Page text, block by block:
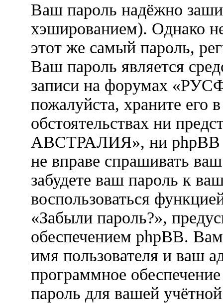
Ваш пароль надёжно
хэшированием). Однако
этот же самый пароль,
Ваш пароль является
записи на форумах
пожалуйста, храните его
обстоятельствах ни
АВСТРАЛИЯ», ни phpBB
не вправе спрашивать
забудете ваш пароль к
воспользоваться
«Забыли пароль?»,
обеспечением phpBB.
имя пользователя и ваш
программное
пароль для вашей